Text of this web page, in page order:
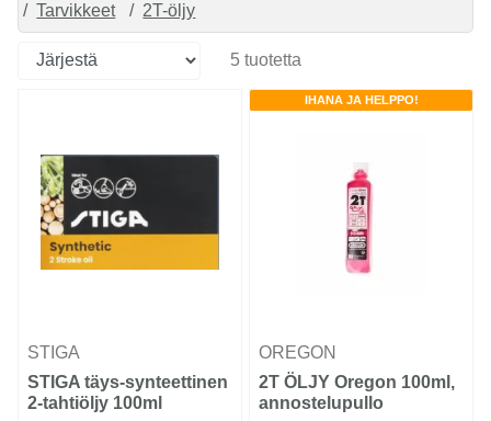
Tarvikkeet 2T-öljy
5 tuotetta
STIGA
STIGA täys-synteettinen
2-tahtiöljy 100ml
IHANA JA HELPPO!
OREGON
2T ÖLJY Oregon 100ml,
annostelupullo